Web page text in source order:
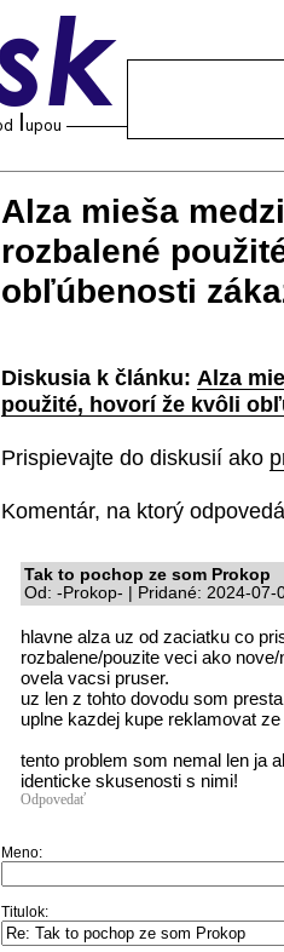
Alza mieša
rozbalené
obľúbenosti
Diskusia k článku: Alza
použité, hovorí že kvôli
Prispievajte do diskusií ako
Komentár, na ktorý
Tak to pochop ze som Prokop
Od: -Prokop- | Pridané: 2024-07-
hlavne alza uz od zaciatku co
rozbalene/pouzite veci ako
ovela vacsi pruser.
uz len z tohto dovodu som
uplne kazdej kupe reklamovat
tento problem som nemal len ja
identicke skusenosti s nimi!
Odpovedať
Meno:
Titulok: